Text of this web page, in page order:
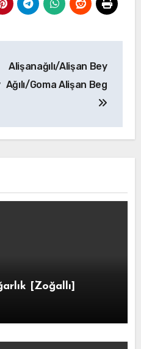
Alişanağılı/Alişan Bey
Ağılı/Goma Alişan Beg
[Zoğallı]